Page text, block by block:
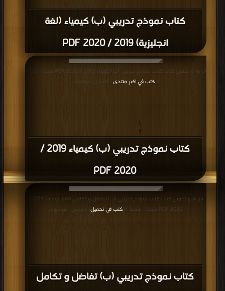
كتاب نموذج تدريبي (ب) كيمياء (لغة
انجليزية) 2019 / 2020 PDF
كتاب نموذج تدريبي (ب) كيمياء 2019 /
2020 PDF
قراءة و تحميل كتاب كتاب نموذج تدريبي (ب) كيمياء 2019 / 2020 PDF مجانا | مكتبة
>كتب في اكبر منتدى | التحميل : مرة/مرات
كتاب نموذج تدريبي (ب) تفاضل و تكامل
2020 PDF مجانا | مكتبة >
كتب في تحميل | التحميل : مرة/مرات